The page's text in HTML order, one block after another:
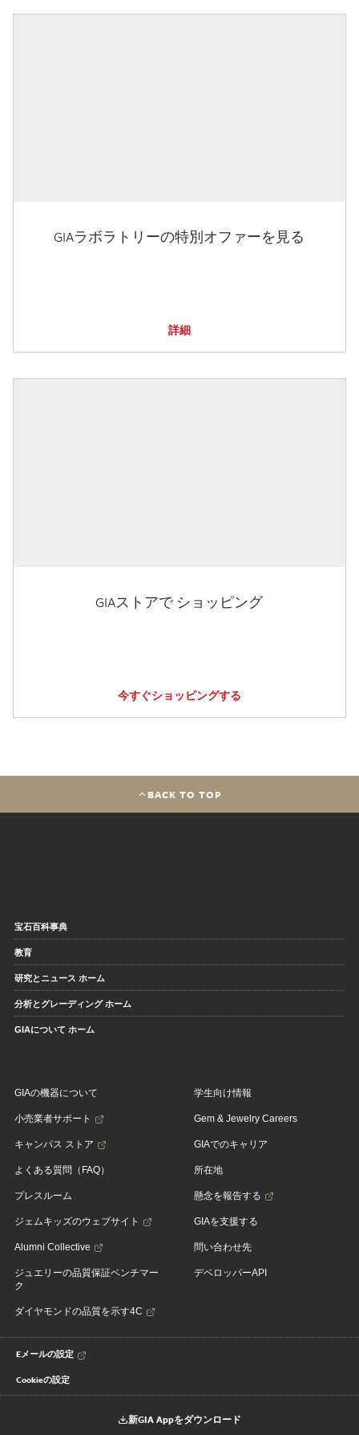
GIAラボラトリーの特別オファーを見る
詳細
GIAストアで ショッピング
今すぐショッピングする
BACK TO TOP
宝石百科事典
教育
研究とニュース ホーム
分析とグレーディング ホーム
GIAについて ホーム
GIAの機器について
小売業者サポート
キャンパス ストア
よくある質問（FAQ）
プレスルーム
ジェムキッズのウェブサイト
Alumni Collective
ジュエリーの品質保証ベンチマー
ク
ダイヤモンドの品質を示す4C
学生向け情報
Gem & Jewelry Careers
GIAでのキャリア
所在地
懸念を報告する
GIAを支援する
問い合わせ先
デベロッパーAPI
Eメールの設定
Cookieの設定
新GIA Appをダウンロード